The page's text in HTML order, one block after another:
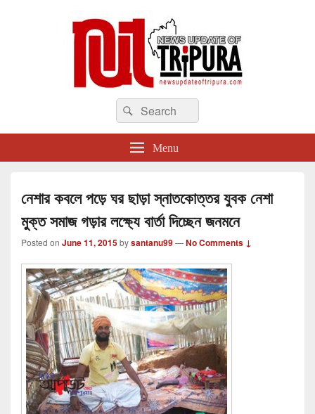
newsupdateoftripura.com
The one & only exceptional Bengali Version online news & infotainment portal
in Tripura.
Search
for:
Search
Menu
নেশার কবলে পড়ে ঘর ছাড়া স্নাতকোত্তর যুবক নেশা
মুক্ত সমাজ গড়ার লক্ষ্যে বার্তা দিচ্ছেন জনমনে
Posted on June 11, 2015bysantanu99—No Comments ↓